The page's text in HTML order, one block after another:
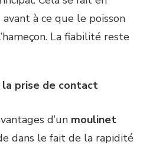
à ce que le poisson
La fiabilité reste
prise de contact
d’un moulinet
dans le fait de la rapidité